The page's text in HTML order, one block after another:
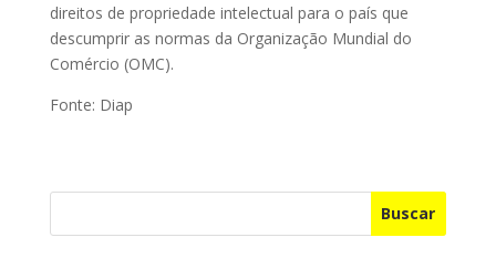
direitos de propriedade intelectual para o país que
descumprir as normas da Organização Mundial do
Comércio (OMC).
Fonte: Diap
Buscar